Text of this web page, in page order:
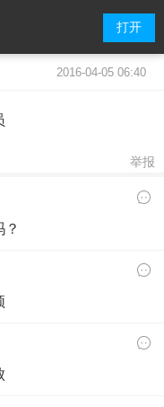
打开
2016-04-05 06:40
举报